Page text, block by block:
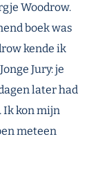
Woodrow.
boek was
kende ik
Jury: je
later had
Ik kon mijn
meteen